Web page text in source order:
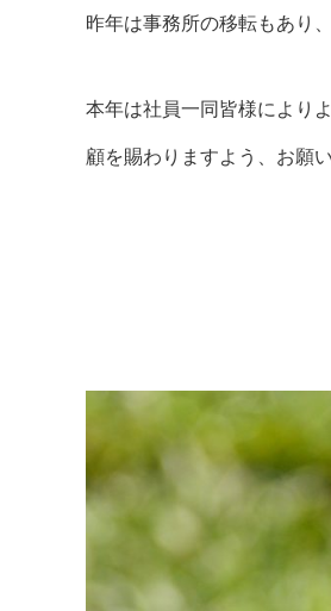
昨年は事務所の移転もあり、
本年は社員一同皆様により
顧を賜わりますよう、お願